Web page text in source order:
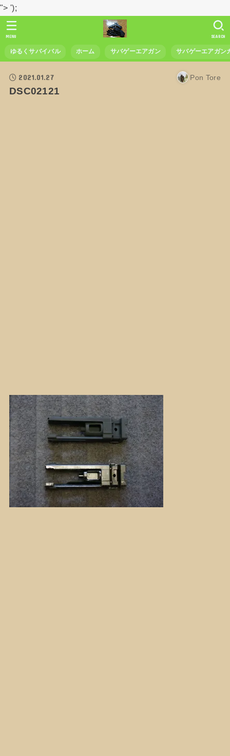
"> ');
ゆるくサバイバル ホーム サバゲーエアガン サバゲーエアガン
SEARCH
MENU
2021.01.27 Pon Tore
DSC02121